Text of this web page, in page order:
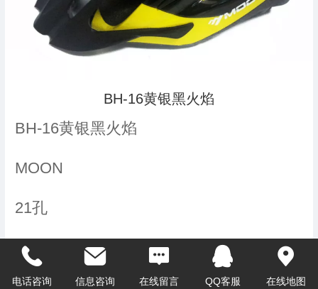
BH-16黄银黑火焰
BH-16黄银黑火焰
MOON
21孔
275G
电话咨询 信息咨询 在线留言 QQ客服 在线地图